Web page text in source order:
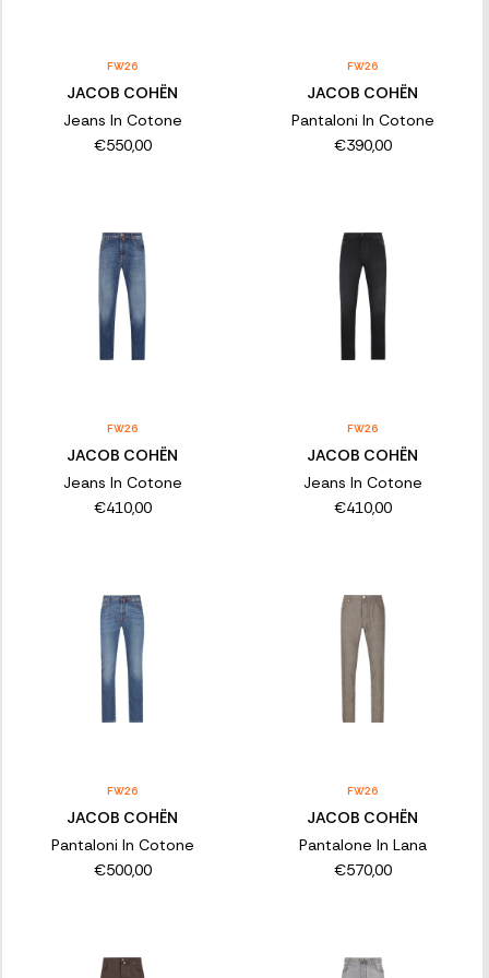
FW26
JACOB COHËN
Jeans In Cotone
€550,00
FW26
JACOB COHËN
Pantaloni In Cotone
€390,00
FW26
JACOB COHËN
Jeans In Cotone
€410,00
FW26
JACOB COHËN
Jeans In Cotone
€410,00
FW26
JACOB COHËN
Pantaloni In Cotone
€500,00
FW26
JACOB COHËN
Pantalone In Lana
€570,00